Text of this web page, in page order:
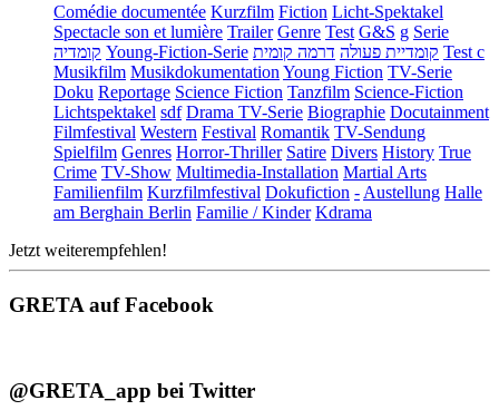
Comédie documentée Kurzfilm Fiction Licht-Spektakel
Spectacle son et lumière Trailer Genre Test G&S g Serie
קומדיה Young-Fiction-Serie קומדיית פעולה דרמה קומית
Test c
Musikfilm Musikdokumentation Young Fiction TV-Serie
Doku Reportage Science Fiction Tanzfilm Science-Fiction
Lichtspektakel sdf Drama TV-Serie Biographie Docutainment
Filmfestival Western Festival Romantik TV-Sendung
Spielfilm Genres Horror-Thriller Satire Divers History True
Crime TV-Show Multimedia-Installation Martial Arts
Familienfilm Kurzfilmfestival Dokufiction - Austellung Halle
am Berghain Berlin Familie / Kinder Kdrama
Jetzt weiterempfehlen!
GRETA auf Facebook
@GRETA_app bei Twitter